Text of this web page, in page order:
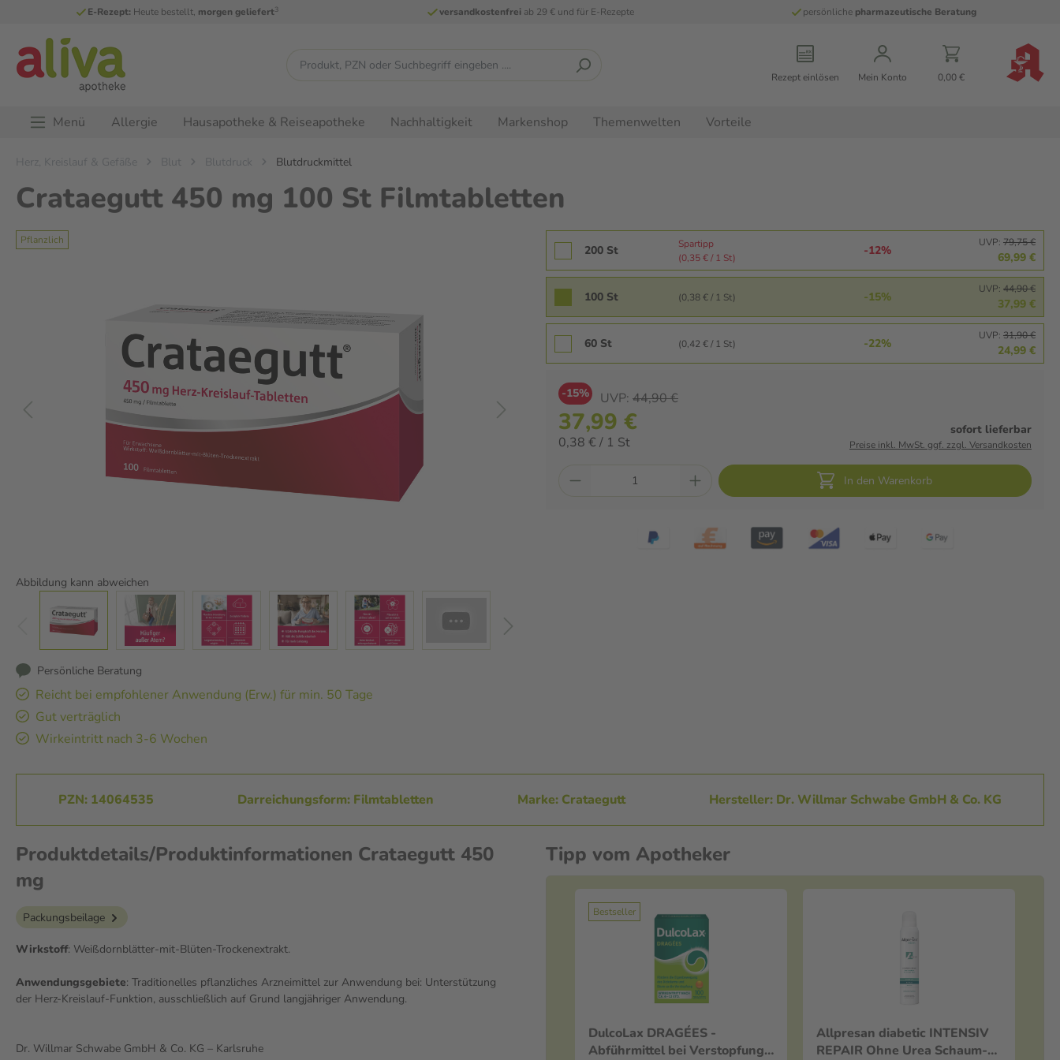
E-Rezept: Heute bestellt, morgen geliefert3 versandkostenfreiab 29 € und für E-Rezepte persönliche pharmazeutische Beratung
Rezept einlösen Mein Konto 0,00 €
Menü Allergie Hausapotheke & Reiseapotheke Nachhaltigkeit Markenshop Themenwelten Vorteile
Herz, Kreislauf & Gefäße Blut Blutdruck Blutdruckmittel
Crataegutt 450 mg 100 St Filmtabletten
Pflanzlich
Abbildung kann abweichen
Persönliche Beratung
Reicht bei empfohlener Anwendung (Erw.) für min. 50 Tage
Gut verträglich
Wirkeintritt nach 3-6 Wochen
200 St
Spartipp
(0,35 € / 1 St)
-12%
UVP: 79,75 €
69,99 €
100 St (0,38 € / 1 St) -15%
UVP: 44,90 €
37,99 €
60 St (0,42 € / 1 St) -22%
UVP: 31,90 €
24,99 €
-15% UVP: 44,90 €
37,99 €
0,38 € / 1 St
sofort lieferbar
Preise inkl. MwSt. ggf. zzgl. Versandkosten
In den Warenkorb
PZN: 14064535 Darreichungsform: Filmtabletten Marke: Crataegutt Hersteller: Dr. Willmar Schwabe GmbH & Co. KG
Produktdetails/Produktinformationen Crataegutt 450
mg
Packungsbeilage
Wirkstoff: Weißdornblätter-mit-Blüten-Trockenextrakt.
Anwendungsgebiete: Traditionelles pflanzliches Arzneimittel zur Anwendung bei: Unterstützung
der Herz-Kreislauf-Funktion, ausschließlich auf Grund langjähriger Anwendung.
Dr. Willmar Schwabe GmbH & Co. KG – Karlsruhe
Tipp vom Apotheker
Bestseller
DulcoLax DRAGÉES -
Abführmittel bei Verstopfung
Allpresan diabetic INTENSIV
REPAIR Ohne Urea Schaum-